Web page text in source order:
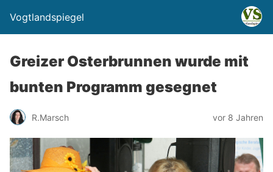
Vogtlandspiegel
Greizer Osterbrunnen wurde mit
bunten Programm gesegnet
R.Marsch vor 8 Jahren